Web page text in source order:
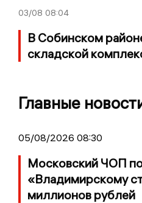
03/08 08:04
В Собинском
складской
Главные
05/08/2026 08:30
Московский ЧОП
«Владимирскому
миллионов рублей